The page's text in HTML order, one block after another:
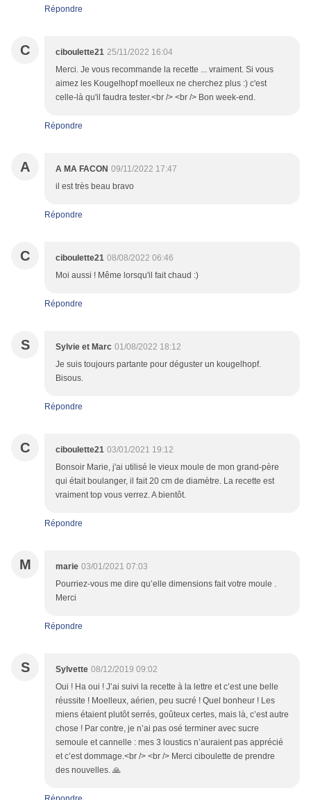
Répondre
C ciboulette21 25/11/2022 16:04
Merci. Je vous recommande la recette ... vraiment. Si vous
aimez les Kougelhopf moelleux ne cherchez plus :) c'est
celle-là qu'il faudra tester.<br /> <br /> Bon week-end.
Répondre
A A MA FACON 09/11/2022 17:47
il est très beau bravo
Répondre
C ciboulette21 08/08/2022 06:46
Moi aussi ! Même lorsqu'il fait chaud :)
Répondre
S Sylvie et Marc 01/08/2022 18:12
Je suis toujours partante pour déguster un kougelhopf.
Bisous.
Répondre
C ciboulette21 03/01/2021 19:12
Bonsoir Marie, j'ai utilisé le vieux moule de mon grand-père
qui était boulanger, il fait 20 cm de diamètre. La recette est
vraiment top vous verrez. A bientôt.
Répondre
M marie 03/01/2021 07:03
Pourriez-vous me dire qu’elle dimensions fait votre moule .
Merci
Répondre
S Sylvette 08/12/2019 09:02
Oui ! Ha oui ! J’ai suivi la recette à la lettre et c’est une belle
réussite ! Moelleux, aérien, peu sucré ! Quel bonheur ! Les
miens étaient plutôt serrés, goûteux certes, mais là, c’est autre
chose ! Par contre, je n’ai pas osé terminer avec sucre
semoule et cannelle : mes 3 loustics n’auraient pas apprécié
et c’est dommage.<br /> <br /> Merci ciboulette de prendre
des nouvelles. 🙏